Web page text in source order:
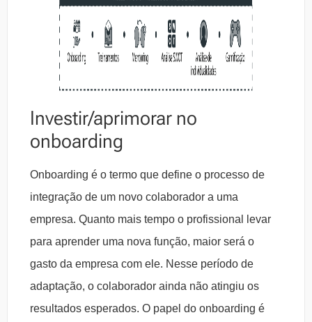
Investir/aprimorar no
onboarding
Onboarding é o termo que define o processo de
integração de um novo colaborador a uma
empresa. Quanto mais tempo o profissional levar
para aprender uma nova função, maior será o
gasto da empresa com ele. Nesse período de
adaptação, o colaborador ainda não atingiu os
resultados esperados. O papel do onboarding é